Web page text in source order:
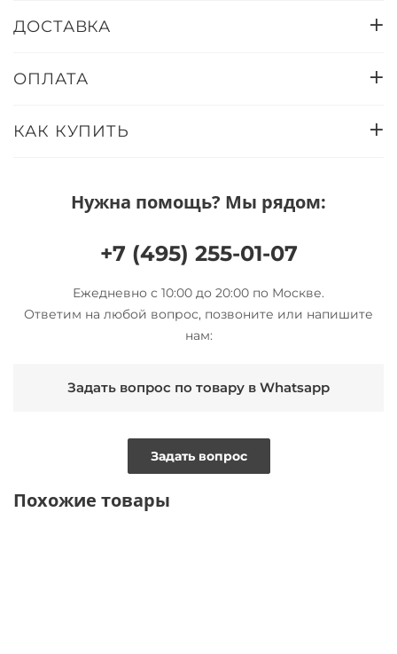
ДОСТАВКА
ОПЛАТА
КАК КУПИТЬ
Нужна помощь? Мы рядом:
+7 (495) 255-01-07
Ежедневно с 10:00 до 20:00 по Москве.
Ответим на любой вопрос, позвоните или напишите
нам:
Задать вопрос по товару в Whatsapp
Задать вопрос
Похожие товары